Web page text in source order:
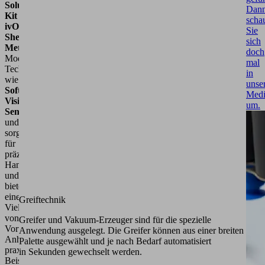
Solution
Kit
ivOS
Sheet
Metal
Modernste
Technologien
wie
Software
Vision-
Sensoren
und
sorgen
für
präzise
Handhabung
und
bieten
eine
Vielzahl
von
Vorteilen.
Anhand
praxisnaher
Beispiele,
Greiftechnik
Greifer und Vakuum-Erzeuger sind für die spezielle
Anwendung ausgelegt. Die Greifer können aus einer breiten
Palette ausgewählt und je nach Bedarf automatisiert
in Sekunden gewechselt werden.
Sie
sich
doch
mal
in
um.